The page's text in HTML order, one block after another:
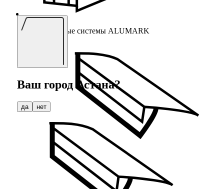
Алюминиевые системы ALUMARK
Ваш город Астана?
да нет